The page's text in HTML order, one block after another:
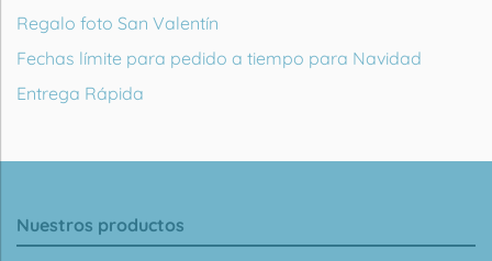
Regalo foto San Valentín
Fechas límite para pedido a tiempo para Navidad
Entrega Rápida
Nuestros productos